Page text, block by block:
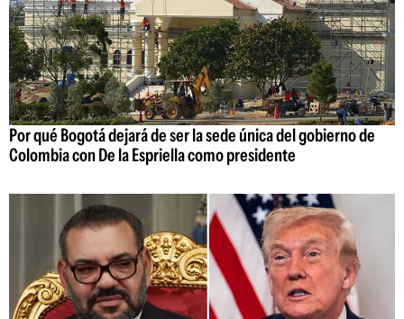
Por qué Bogotá dejará de ser la sede única del gobierno de
Colombia con De la Espriella como presidente